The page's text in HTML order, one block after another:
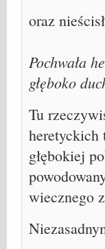
oraz
Pochwała
głęboko
Tu
heretyckich
głębokiej
wiecznego